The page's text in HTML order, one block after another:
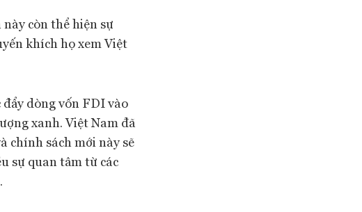
còn thể hiện sự
khích họ xem Việt
dòng vốn FDI vào
xanh. Việt Nam đã
chính sách mới này sẽ
sự quan tâm từ các